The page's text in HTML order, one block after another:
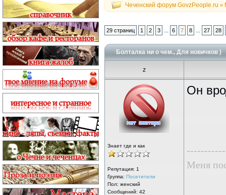
Чеченский форум GovzPeople.ru »
29 страниц 1 2 3 ... 6 7 8 ... 27 28
Болталка ни о чем., Для новичков )
z
Знает где и как
Репутация: 1
Группа: Посетители
Пол: женский
Сообщений: 42
Он
Меня